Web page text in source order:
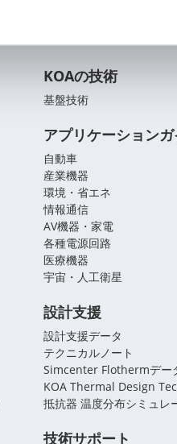
KOAの技術
基盤技術
アプリケーション
自動車
産業機器
環境・省エネ
情報通信
AV機器・家電
各種電源回路
医療機器
宇宙・人工衛星
設計支援
設計支援データ
テクニカルノート
Simcenter Flothermデー
KOA Thermal Design
抵抗器 温度分布シミュレ
技術サポート